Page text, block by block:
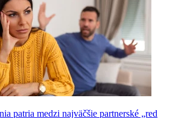
patria medzi najväčšie partnerské „red